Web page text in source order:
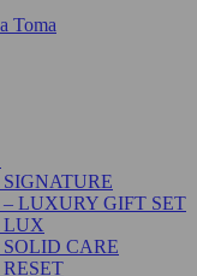
LUXURY GIFT SET
LUX
CARE